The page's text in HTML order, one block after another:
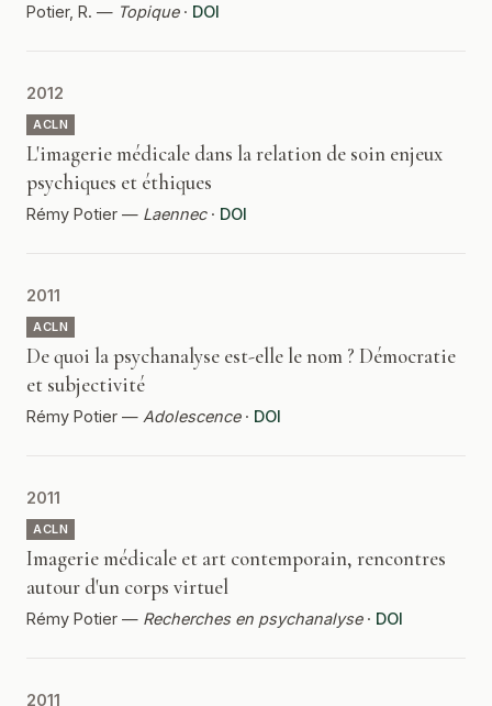
Potier, R. — Topique· DOI
2012
ACLN
L'imagerie médicale dans la relation de soin enjeux
psychiques et éthiques
Rémy Potier — Laennec· DOI
2011
ACLN
De quoi la psychanalyse est-elle le nom ? Démocratie
et subjectivité
Rémy Potier — Adolescence· DOI
2011
ACLN
Imagerie médicale et art contemporain, rencontres
autour d'un corps virtuel
Rémy Potier — Recherches en psychanalyse· DOI
2011